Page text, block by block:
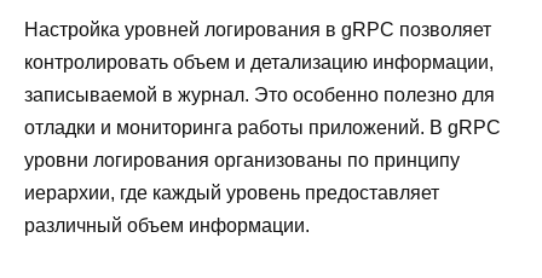
Настройка уровней логирования в gRPC позволяет
контролировать объем и детализацию информации,
записываемой в журнал. Это особенно полезно для
отладки и мониторинга работы приложений. В gRPC
уровни логирования организованы по принципу
иерархии, где каждый уровень предоставляет
различный объем информации.